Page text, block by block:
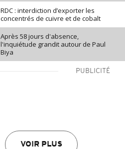
RDC : interdiction d’exporter les
concentrés de cuivre et de cobalt
Après 58 jours d'absence,
l'inquiétude grandit autour de Paul
Biya
PUBLICITÉ
VOIR PLUS